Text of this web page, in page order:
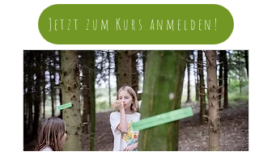
Jetzt zum Kurs anmelden!